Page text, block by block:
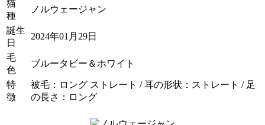
猫
種
ノルウェージャン
誕生
日
2024年01月29日
毛
色
ブルータビー＆ホワイト
特
徴
被毛：ロング ストレート / 耳の形状：ストレート / 足
の長さ：ロング